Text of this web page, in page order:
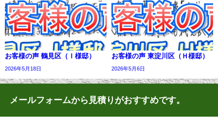
お客様の声 鶴見区（Ｉ様邸）
2026年5月18日
お客様の声 東淀川区（Ｈ様邸）
2026年5月6日
メールフォームから見積りがおすすめです。